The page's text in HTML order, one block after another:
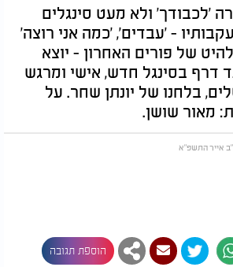
'לכבודך' ולא מעט סינגלים
- 'עבדים', 'כמה אני רוצה'
של פורים האחרון - יוצא
דרף בסינגל חדש, אישי ומרגש
בלחנו של יונתן שחר. על
מאור שושן.
הוספת תגובה